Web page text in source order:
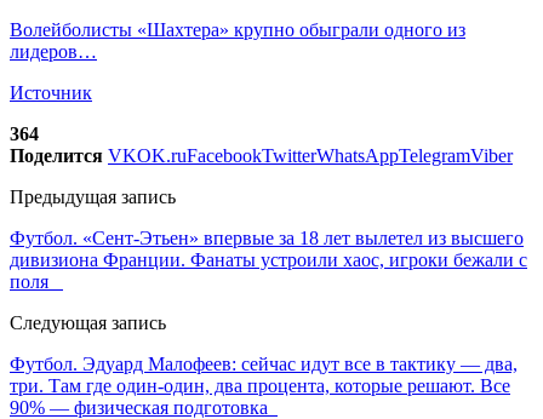
Волейболисты «Шахтера» крупно обыграли одного из
лидеров…
Источник
364
Поделится VKOK.ruFacebookTwitterWhatsAppTelegramViber
Предыдущая запись
Футбол. «Сент-Этьен» впервые за 18 лет вылетел из высшего
дивизиона Франции. Фанаты устроили хаос, игроки бежали с
поля
Следующая запись
Футбол. Эдуард Малофеев: сейчас идут все в тактику — два,
три. Там где один-один, два процента, которые решают. Все
90% — физическая подготовка